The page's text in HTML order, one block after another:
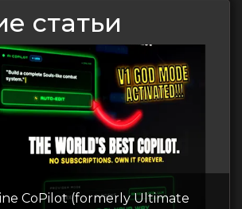
статьи
CoPilot (formerly Ultimate